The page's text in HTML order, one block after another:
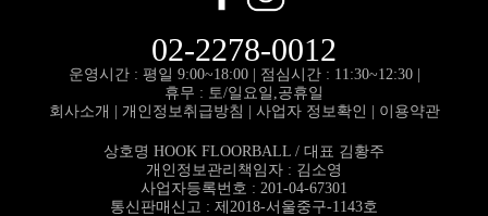
02-2278-0012
운영시간 : 평일 9:00~18:00 | 점심시간 : 11:30~12:30 |
휴무 : 토/일요일,공휴일
회사소개
개인정보취급방침 사업자 정보확인 이용약관
상호명 HOOK FLOORBALL / 대표 김황주
개인정보관리책임자 : 김소영
사업자등록번호 : 201-04-67301
통신판매신고 : 제2018-서울중구-1143호